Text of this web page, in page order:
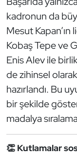
kadronun da
Mesut
Kobaş Tepe ve
Enis Alev ile
de zihinsel
hazırlandı. Bu
bir şekilde
madalya
👏 Kutlamalar
Optimist
Oryantiring
Özel
Paralimpik
Ragbi
Satranç